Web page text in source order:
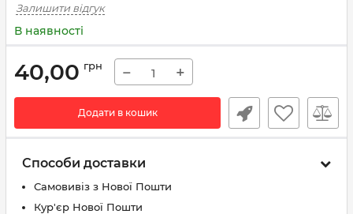
Залишити відгук
В наявності
40,00 грн − +
Додати в кошик
Способи доставки
Самовивіз з Нової Пошти
Кур'єр Нової Пошти